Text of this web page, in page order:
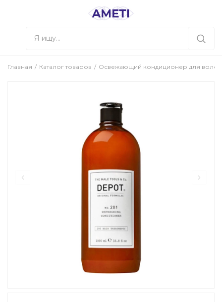
Главная Каталог товаров Освежающий кондиционер для волос